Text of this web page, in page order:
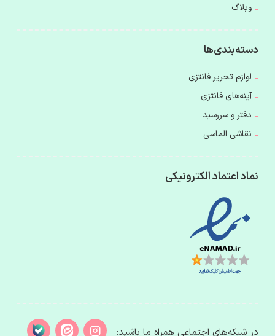
وبلاگ
دسته‌بندی‌ها
لوازم تحریر فانتزی
آینه‌های فانتزی
دفتر و سررسید
نقاشی الماسی
نماد اعتماد الکترونیکی
در شبکه‌های اجتماعی همراه ما باشید: